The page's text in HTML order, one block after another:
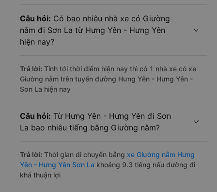
Câu hỏi: Có bao nhiêu nhà xe có Giường
nằm đi Sơn La từ Hưng Yên - Hưng Yên
hiện nay?
Trả lời: Tính tới thời điểm hiện nay thì có 1 nhà xe có xe
Giường nằm trên tuyến đường Hưng Yên - Hưng Yên -
Sơn La hiện nay
Câu hỏi: Từ Hưng Yên - Hưng Yên đi Sơn
La bao nhiêu tiếng bằng Giường nằm?
Trả lời: Thời gian di chuyển bằng xe Giường nằm Hưng
Yên - Hưng Yên Sơn La khoảng 9.3 tiếng nếu đường đi
khá thuận lợi